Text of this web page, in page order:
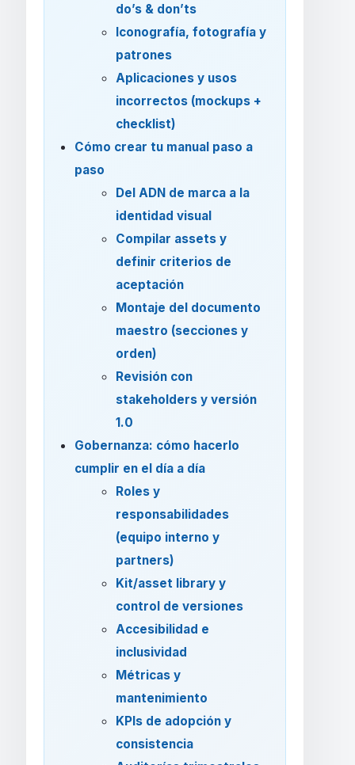
do’s & don’ts
Iconografía, fotografía y
patrones
Aplicaciones y usos
incorrectos (mockups +
checklist)
Cómo crear tu manual paso a
paso
Del ADN de marca a la
identidad visual
Compilar assets y
definir criterios de
aceptación
Montaje del documento
maestro (secciones y
orden)
Revisión con
stakeholders y versión
1.0
Gobernanza: cómo hacerlo
cumplir en el día a día
Roles y
responsabilidades
(equipo interno y
partners)
Kit/asset library y
control de versiones
Accesibilidad e
inclusividad
Métricas y
mantenimiento
KPIs de adopción y
consistencia